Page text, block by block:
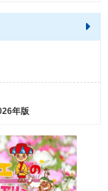
年版